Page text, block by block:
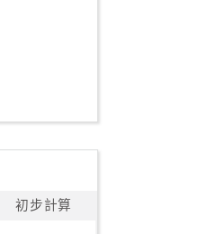
初步計算